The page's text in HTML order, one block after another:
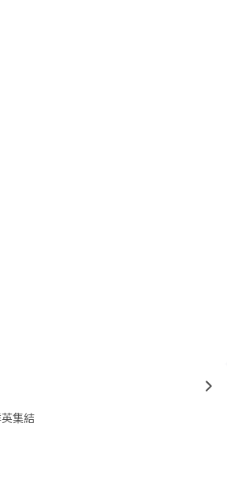
to
集結